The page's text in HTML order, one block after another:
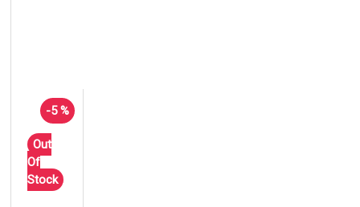
-5 %
Out
Of
Stock